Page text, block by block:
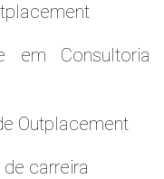
Consultoria
Outplacement
carreira